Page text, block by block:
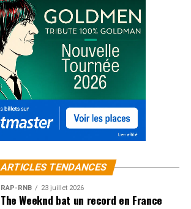
ARTICLES TENDANCES
RAP-RNB 23 juillet 2026
The Weeknd bat un record en France